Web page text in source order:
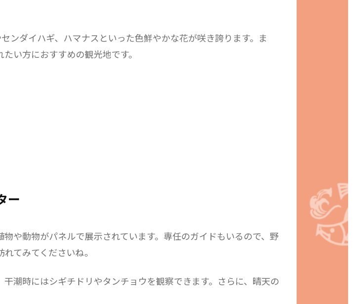
ンダイハギ、ハマナスといった色鮮やかな花が咲き誇ります。ま
い方におすすめの観光地です。
ー
や動物がパネルで展示されています。専任のガイドもいるので、野
てみてくださいね。
潮時にはシギチドリやタンチョウを観察できます。さらに、晴天の